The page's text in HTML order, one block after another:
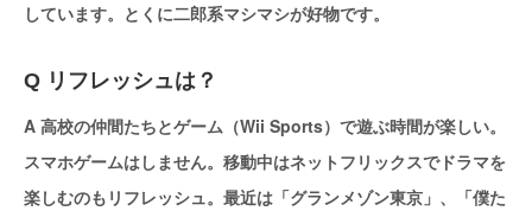
しています。とくに二郎系マシマシが好物です。
Q リフレッシュは？
A 高校の仲間たちとゲーム（Wii Sports）で遊ぶ時間が楽しい。
スマホゲームはしません。移動中はネットフリックスでドラマを
楽しむのもリフレッシュ。最近は「グランメゾン東京」、「僕た